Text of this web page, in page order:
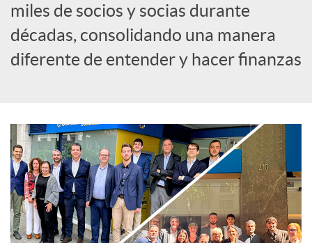
o
r
e
c
miles de socios y socias durante
décadas, consolidando una manera
diferente de entender y hacer finanzas